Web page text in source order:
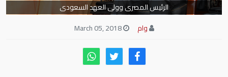
الرئيس المصرى وولى العهد السعودى
وام
March 05, 2018